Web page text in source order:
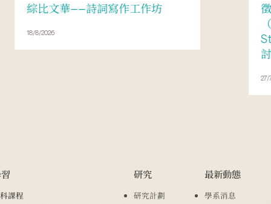
綜比文華——詩詞寫作工作坊
18/8/2026
27/
課程
研究
研究計劃
最新動態
學系消息